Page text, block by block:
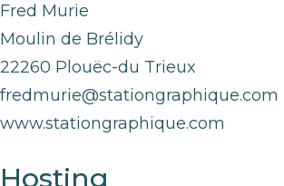
Fred Murie
Moulin de Brélidy
22260 Plouëc-du Trieux
fredmurie@stationgraphique.com
www.stationgraphique.com
Hosting